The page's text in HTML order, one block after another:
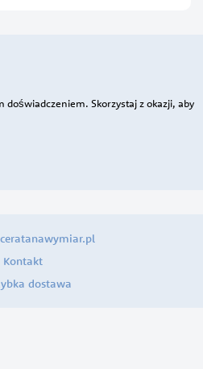
doświadczeniem. Skorzystaj z okazji, aby
Kontakt
dostawa